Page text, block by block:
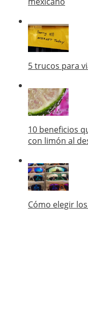
5 trucos para
10 beneficios
con limón al
Cómo elegir